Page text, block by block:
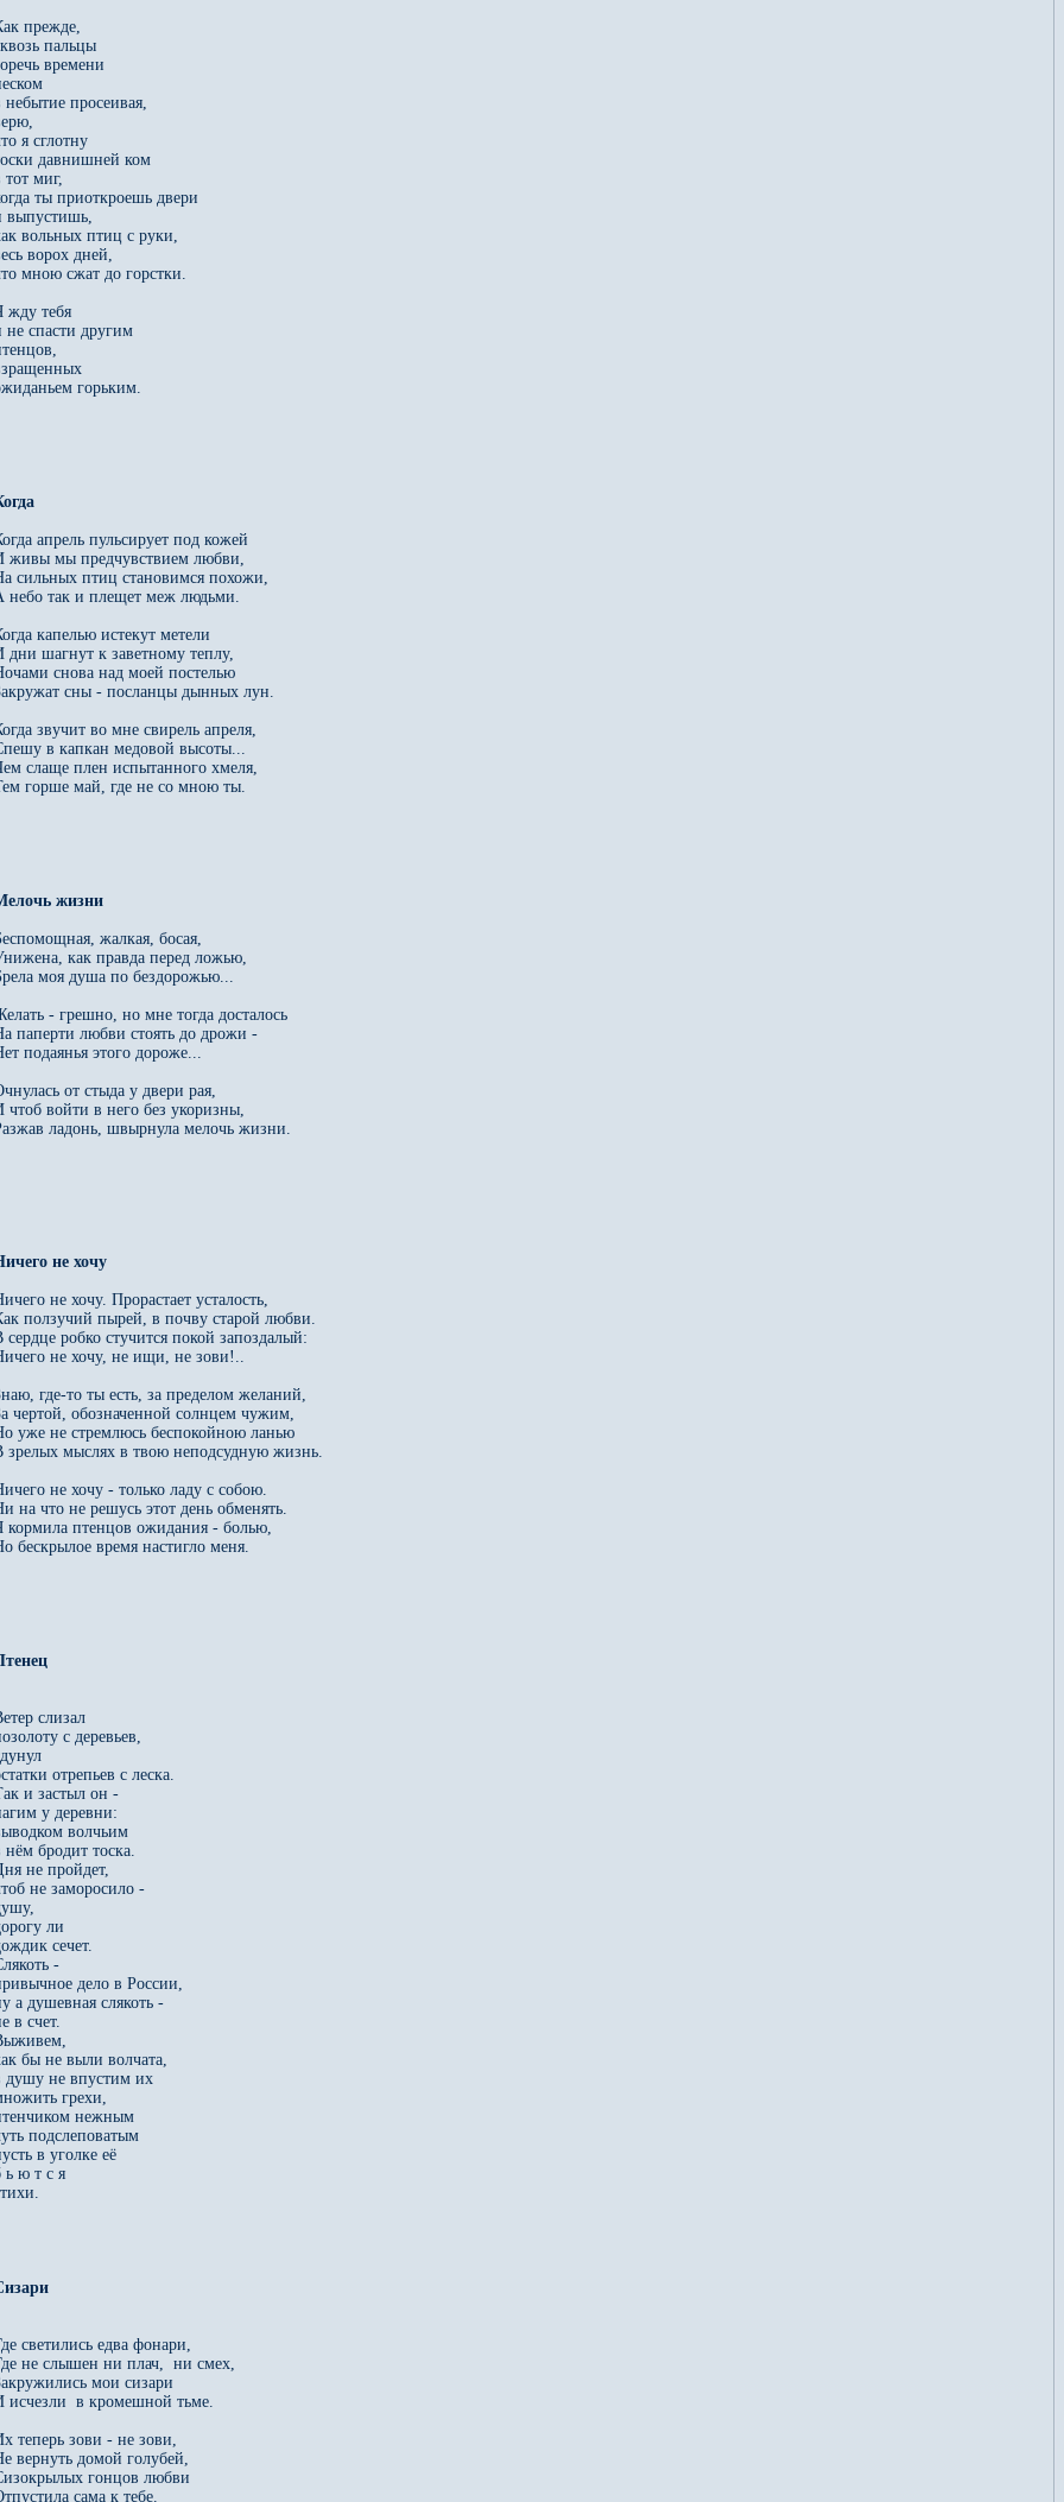
прежде,
пальцы
времени
небытие просеивая,
я сглотну
давнишней ком
тот миг,
ты приоткроешь двери
выпустишь,
вольных птиц с руки,
ворох дней,
мною сжат до горстки.
жду тебя
не спасти другим
горьким.
апрель пульсирует под кожей
живы мы предчувствием любви,
сильных птиц становимся похожи,
небо так и плещет меж людьми.
капелью истекут метели
дни шагнут к заветному теплу,
снова над моей постелью
сны - посланцы дынных лун.
звучит во мне свирель апреля,
в капкан медовой высоты...
слаще плен испытанного хмеля,
горше май, где не со мною ты.
жалкая, босая,
как правда перед ложью,
моя душа по бездорожью...
- грешно, но мне тогда досталось
паперти любви стоять до дрожи -
подаянья этого дороже...
от стыда у двери рая,
чтоб войти в него без укоризны,
ладонь, швырнула мелочь жизни.
не хочу. Прорастает усталость,
ползучий пырей, в почву старой любви.
сердце робко стучится покой запоздалый:
не хочу, не ищи, не зови!..
где-то ты есть, за пределом желаний,
чертой, обозначенной солнцем чужим,
уже не стремлюсь беспокойною ланью
зрелых мыслях в твою неподсудную жизнь.
не хочу - только ладу с собою.
на что не решусь этот день обменять.
кормила птенцов ожидания - болью,
бескрылое время настигло меня.
слизал
с деревьев,
отрепьев с леска.
и застыл он -
у деревни:
волчьим
нём бродит тоска.
не пройдет,
не заморосило -
ли
сечет.
-
дело в России,
а душевная слякоть -
в счет.
бы не выли волчата,
душу не впустим их
грехи,
нежным
подслеповатым
в уголке её
ь ю т с я
светились едва фонари,
не слышен ни плач,  ни смех,
мои сизари
исчезли  в кромешной тьме.
теперь зови - не зови,
вернуть домой голубей,
гонцов любви
сама к тебе.